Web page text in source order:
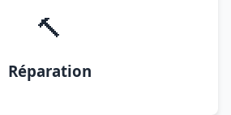
🔨
Réparation